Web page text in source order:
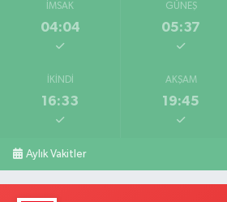
İMSAK
04:04
GÜNEŞ
05:37
İKINDI
16:33
AKŞAM
19:45
Aylık Vakitler